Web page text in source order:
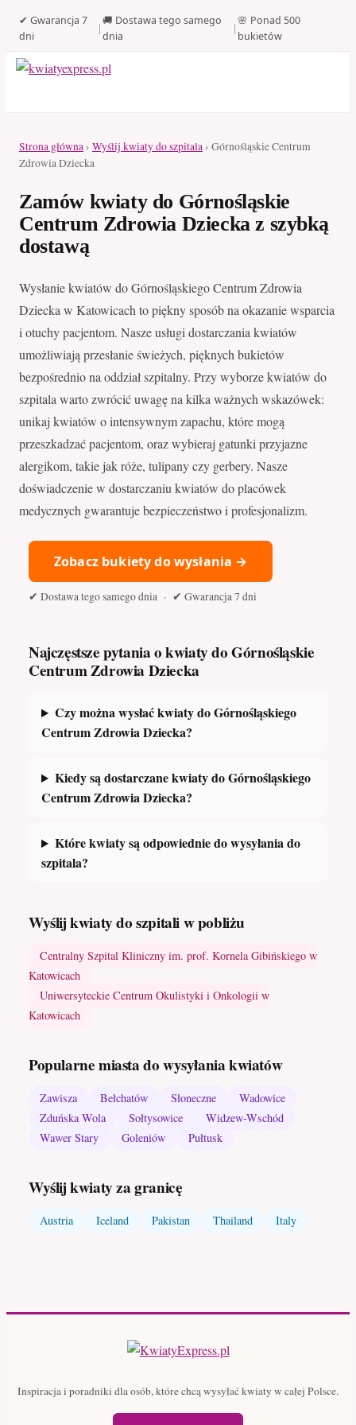
✔ Gwarancja 7
dni
|
🚚 Dostawa tego samego
dnia
|
🌸 Ponad 500
bukietów
Strona główna› Wyślij kwiaty do szpitala› Górnośląskie Centrum
Zdrowia Dziecka
Zamów kwiaty do Górnośląskie
Centrum Zdrowia Dziecka z szybką
dostawą
Wysłanie kwiatów do Górnośląskiego Centrum Zdrowia
Dziecka w Katowicach to piękny sposób na okazanie wsparcia
i otuchy pacjentom. Nasze usługi dostarczania kwiatów
umożliwiają przesłanie świeżych, pięknych bukietów
bezpośrednio na oddział szpitalny. Przy wyborze kwiatów do
szpitala warto zwrócić uwagę na kilka ważnych wskazówek:
unikaj kwiatów o intensywnym zapachu, które mogą
przeszkadzać pacjentom, oraz wybieraj gatunki przyjazne
alergikom, takie jak róże, tulipany czy gerbery. Nasze
doświadczenie w dostarczaniu kwiatów do placówek
medycznych gwarantuje bezpieczeństwo i profesjonalizm.
Zobacz bukiety do wysłania →
✔ Dostawa tego samego dnia · ✔ Gwarancja 7 dni
Najczęstsze pytania o kwiaty do Górnośląskie
Centrum Zdrowia Dziecka
Czy można wysłać kwiaty do Górnośląskiego
Centrum Zdrowia Dziecka?
Kiedy są dostarczane kwiaty do Górnośląskiego
Centrum Zdrowia Dziecka?
Które kwiaty są odpowiednie do wysyłania do
szpitala?
Wyślij kwiaty do szpitali w pobliżu
Centralny Szpital Kliniczny im. prof. Kornela Gibińskiego w
Katowicach
Uniwersyteckie Centrum Okulistyki i Onkologii w
Katowicach
Popularne miasta do wysyłania kwiatów
Zawisza Bełchatów Słoneczne
Wadowice
Zduńska Wola
Sołtysowice
Widzew-Wschód
Wawer Stary
Goleniów Pułtusk
Wyślij kwiaty za granicę
Austria Iceland Pakistan Thailand Italy
Inspiracja i poradniki dla osób, które chcą wysyłać kwiaty w całej Polsce.